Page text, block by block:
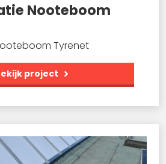
Nooteboom
Tyrenet
project